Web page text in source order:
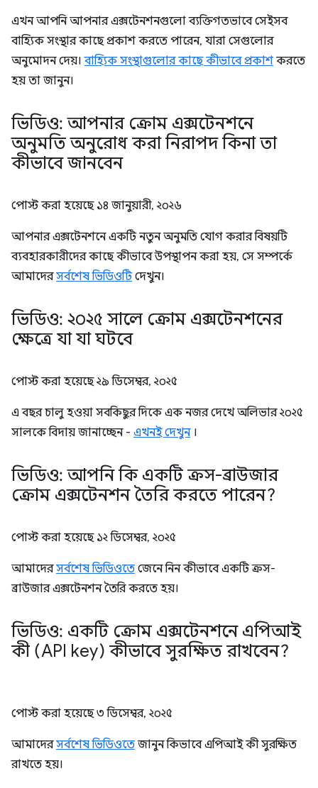
এখন আপনি আপনার এক্সটেনশনগুলো ব্যক্তিগতভাবে সেইসব
বাহ্যিক সংস্থার কাছে প্রকাশ করতে পারেন, যারা সেগুলোর
অনুমোদন দেয়।বাহ্যিক সংস্থাগুলোর কাছে কীভাবে প্রকাশ করতে
হয় তা জানুন।
ভিডিও: আপনার ক্রোম এক্সটেনশনে
অনুমতি অনুরোধ করা নিরাপদ কিনা তা
কীভাবে জানবেন
পোস্ট করা হয়েছে১৪ জানুয়ারী, ২০২৬
আপনার এক্সটেনশনে একটি নতুন অনুমতি যোগ করার বিষয়টি
ব্যবহারকারীদের কাছে কীভাবে উপস্থাপন করা হয়, সে সম্পর্কে
আমাদেরসর্বশেষ ভিডিওটিদেখুন।
ভিডিও: ২০২৫ সালে ক্রোম এক্সটেনশনের
ক্ষেত্রে যা যা ঘটবে
পোস্ট করা হয়েছে২৯ ডিসেম্বর, ২০২৫
এ বছর চালু হওয়া সবকিছুর দিকে এক নজর দেখে অলিভার ২০২৫
সালকে বিদায় জানাচ্ছেন - এখনই দেখুন।
ভিডিও: আপনি কি একটি ক্রস-ব্রাউজার
ক্রোম এক্সটেনশন তৈরি করতে পারেন?
পোস্ট করা হয়েছে১২ ডিসেম্বর, ২০২৫
আমাদেরসর্বশেষ ভিডিওতে জেনে নিন কীভাবে একটি ক্রস-
ব্রাউজার এক্সটেনশন তৈরি করতে হয়।
ভিডিও: একটি ক্রোম এক্সটেনশনে এপিআই
কী (API key) কীভাবে সুরক্ষিত রাখবেন?
পোস্ট করা হয়েছে৩ ডিসেম্বর, ২০২৫
আমাদেরসর্বশেষ ভিডিওতে জানুন কিভাবে এপিআই কী সুরক্ষিত
রাখতে হয়।